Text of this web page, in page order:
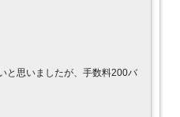
と思いましたが、手数料200バ